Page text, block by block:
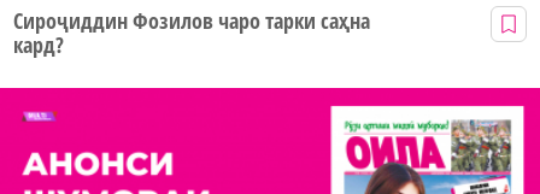
Сироҷиддин Фозилов чаро тарки саҳна
кард?